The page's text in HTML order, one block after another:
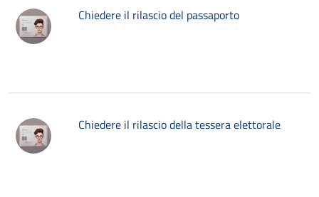
Chiedere il rilascio del passaporto
Chiedere il rilascio della tessera elettorale